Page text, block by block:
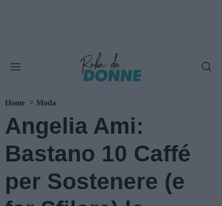
Home Moda
Angelia Ami:
Bastano 10 Caffé
per Sostenere (e